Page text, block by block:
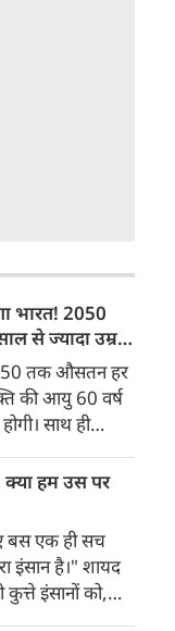
भारत! 2050
से ज्यादा उम्र
तक औसतन हर
की आयु 60 वर्ष
साथ ही
रूरल
देशों के
से पहले ही वृद्ध
देश की श्रेणी में
क्या हम उस पर
बस एक ही सच
इंसान है।" शायद
इंसानों को,